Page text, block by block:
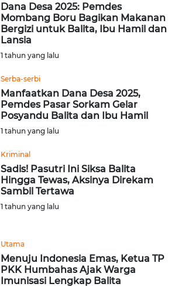
Dana Desa 2025: Pemdes
Mombang Boru Bagikan Makanan
Bergizi untuk Balita, Ibu Hamil dan
Lansia
1 tahun yang lalu
Serba-serbi
Manfaatkan Dana Desa 2025,
Pemdes Pasar Sorkam Gelar
Posyandu Balita dan Ibu Hamil
1 tahun yang lalu
Kriminal
Sadis! Pasutri Ini Siksa Balita
Hingga Tewas, Aksinya Direkam
Sambil Tertawa
1 tahun yang lalu
Utama
Menuju Indonesia Emas, Ketua TP
PKK Humbahas Ajak Warga
Imunisasi Lengkap Balita